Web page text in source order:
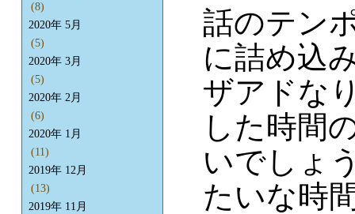
話のテン
に詰め込
ザアドな
した時間
いでしょ
たいな時
(8)
2020年 5月
(5)
2020年 3月
(5)
2020年 2月
(6)
2020年 1月
(11)
2019年 12月
(13)
2019年 11月